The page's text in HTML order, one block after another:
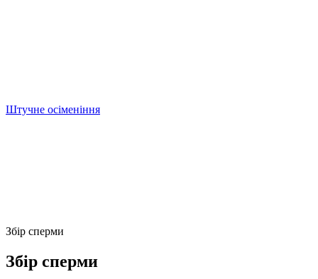
Штучне осіменіння
Збір сперми
Збір сперми